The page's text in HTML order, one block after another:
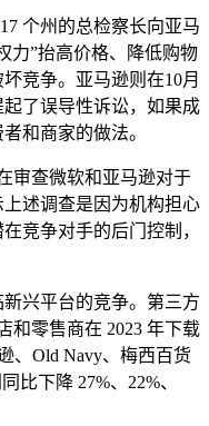
个州的总检察长向亚马
力”抬高价格、降低购物
竞争。亚马逊则在10月
了误导性诉讼，如果成
和商家的做法。
审查微软和亚马逊对于
述调查是因为机构担心
竞争对手的后门控制，
兴平台的竞争。第三方
和零售商在 2023 年下载
、Old Navy、梅西百货
比下降 27%、22%、